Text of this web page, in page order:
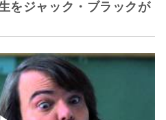
をジャック・ブラックが